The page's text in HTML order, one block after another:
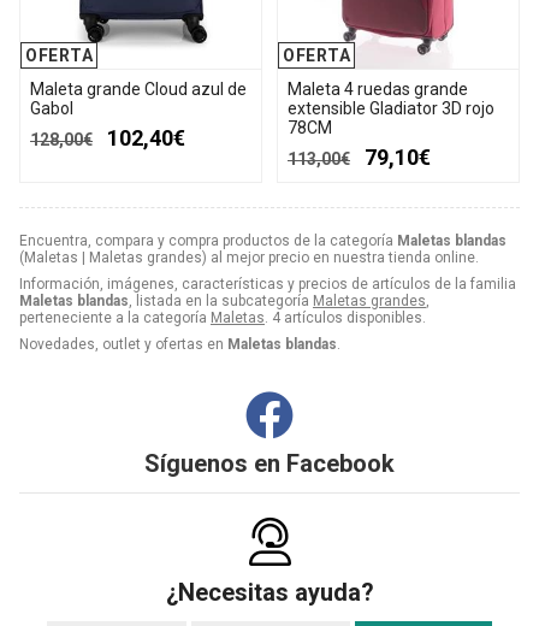
Encuentra, compara y compra productos de la categoría Maletas blandas
(Maletas | Maletas grandes) al mejor precio en nuestra tienda online.
Información, imágenes, características y precios de artículos de la familia
Maletas blandas , listada en la subcategoría Maletas grandes
perteneciente a la categoría Maletas . 4 artículos disponibles.
Novedades, outlet y ofertas en Maletas blandas
OFERTA
Maleta grande Cloud azul de
Gabol
128,00€
102,40€
OFERTA
Maleta 4 ruedas grande
extensible Gladiator 3D rojo
78CM
113,00€
79,10€
Síguenos en Facebook
¿Necesitas ayuda?